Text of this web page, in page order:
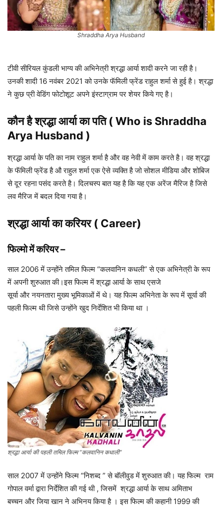
Shraddha Arya Husband
टीवी सीरियल कुंडली भाग्य की अभिनेत्री श्रद्धा आर्या शादी करने जा रही है।
उनकी शादी 16 नवंबर 2021 को उनके फॅमिली फ्रेंड राहुल शर्मा से हुई है। श्रद्धा
ने कुछ प्री वेडिंग फोटोशूट अपने इंस्टाग्राम पर शेयर किये गए है।
कौन हैश्रद्धा आर्याका पति ( Who is Shraddha
Arya Husband )
श्रद्धा आर्या के पति का नाम राहुल शर्मा है और वह नेवी में काम करते है। वह श्रद्धा
के फॅमिली फ्रेंड है औ राहुल शर्मा एक ऐसे व्यक्ति है जो सोशल मीडिया और शोबिज
से दूर रहना पसंद करते है। दिलचस्प बात यह है कि यह एक अरेंज मैरिज है जिसे
लव मैरिज में बदल दिया गया है।
श्रद्धा आर्याका करियर ( Career)
फिल्मो में करियर–
साल 2006 में उन्होंने तमिल फिल्म “कलवानिन कधली” से एक अभिनेत्री के रूप
में अपनी शुरुआत की।इस फिल्म में श्रद्धा आर्या के साथ एसजे
सूर्या और नयनतारा मुख्य भूमिकाओं में थे। यह फिल्म अभिनेता के रूप में सूर्या की
पहली फिल्म थी जिसे उन्होंने खुद निर्देशित भी किया था ।
श्रद्धा आर्या की पहली तमिल फिल्म “कलवानिन कधाली”
साल 2007 में उन्होंने फिल्म “निशब्द ” से बॉलीवुड में शुरुआत की। यह फिल्म राम
गोपाल वर्मा द्वारा निर्देशित की गई थी , जिसमें श्रद्धा आर्या के साथ अमिताभ
बच्चन और जिया खान ने अभिनय किया है । इस फिल्म की कहानी 1999 की